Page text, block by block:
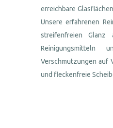
erreichbare
Unsere erfahrenen
streifenfreien Glanz
Reinigungsmitteln
Verschmutzungen auf
und fleckenfreie